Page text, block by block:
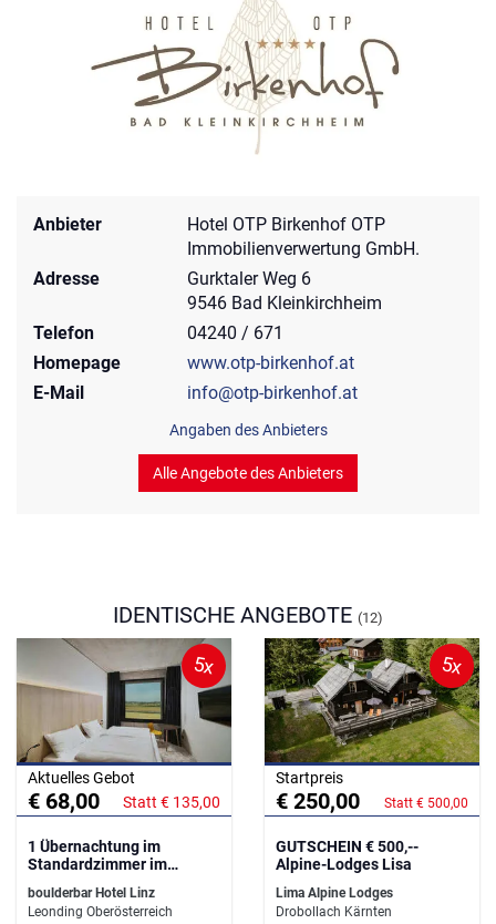
Anbieter
Hotel OTP Birkenhof OTP
Immobilienverwertung GmbH.
Adresse
Gurktaler Weg 6
9546 Bad Kleinkirchheim
Telefon
04240 / 671
Homepage
www.otp-birkenhof.at
E-Mail
info@otp-birkenhof.at
Angaben des Anbieters
Alle Angebote des Anbieters
IDENTISCHE ANGEBOTE (12)
5x
Aktuelles Gebot
€ 68,00 Statt € 135,00
1 Übernachtung im
Standardzimmer im
boulderbar Hotel Linz
Leonding Oberösterreich
5x
Startpreis
€ 250,00 Statt € 500,00
GUTSCHEIN € 500,--
Alpine-Lodges Lisa
Lima Alpine Lodges
Drobollach Kärnten